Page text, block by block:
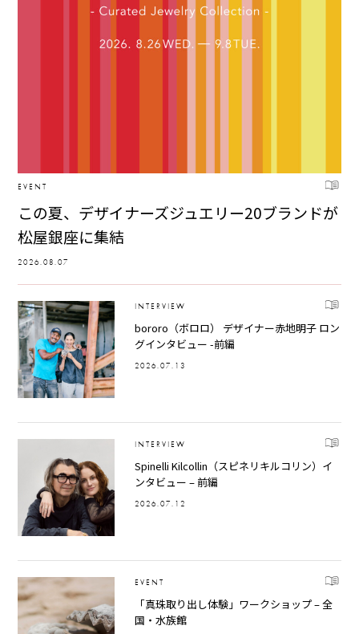
EVENT
この夏、デザイナーズジュエリー20ブランドが
松屋銀座に集結
2026.08.07
INTERVIEW
bororo（ボロロ） デザイナー赤地明子 ロン
グインタビュー -前編
2026.07.13
INTERVIEW
Spinelli Kilcollin（スピネリキルコリン）イ
ンタビュー – 前編
2026.07.12
EVENT
「真珠取り出し体験」ワークショップ – 全
国・水族館